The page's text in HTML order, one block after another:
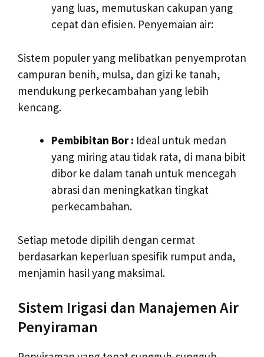
yang luas, memutuskan cakupan yang
cepat dan efisien. Penyemaian air:
Sistem populer yang melibatkan penyemprotan
campuran benih, mulsa, dan gizi ke tanah,
mendukung perkecambahan yang lebih
kencang.
Pembibitan Bor : Ideal untuk medan
yang miring atau tidak rata, di mana bibit
dibor ke dalam tanah untuk mencegah
abrasi dan meningkatkan tingkat
perkecambahan.
Setiap metode dipilih dengan cermat
berdasarkan keperluan spesifik rumput anda,
menjamin hasil yang maksimal.
Sistem Irigasi dan Manajemen Air
Penyiraman